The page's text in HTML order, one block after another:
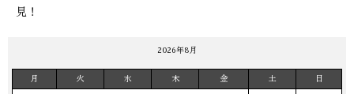
見！
2026年8月
月 火 水 木 金 土 日